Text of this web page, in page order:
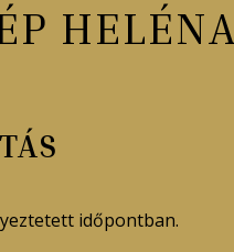
időpontban.